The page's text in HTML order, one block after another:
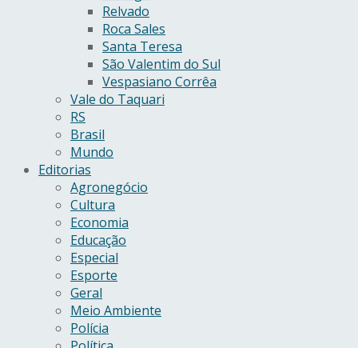
Relvado
Roca Sales
Santa Teresa
São Valentim do Sul
Vespasiano Corrêa
Vale do Taquari
RS
Brasil
Mundo
Editorias
Agronegócio
Cultura
Economia
Educação
Especial
Esporte
Geral
Meio Ambiente
Polícia